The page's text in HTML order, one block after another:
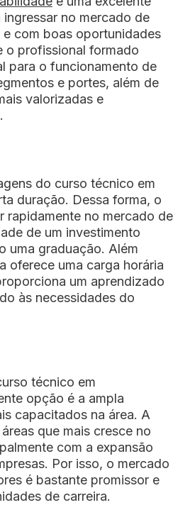
no mercado de
com boas oportunidades
o profissional formado
para o funcionamento de
e portes, além de
valorizadas e
do curso técnico em
duração. Dessa forma, o
rapidamente no mercado de
de um investimento
uma graduação. Além
oferece uma carga horária
um aprendizado
às necessidades do
técnico em
opção é a ampla
capacitados na área. A
que mais cresce no
com a expansão
Por isso, o mercado
é bastante promissor e
de carreira.